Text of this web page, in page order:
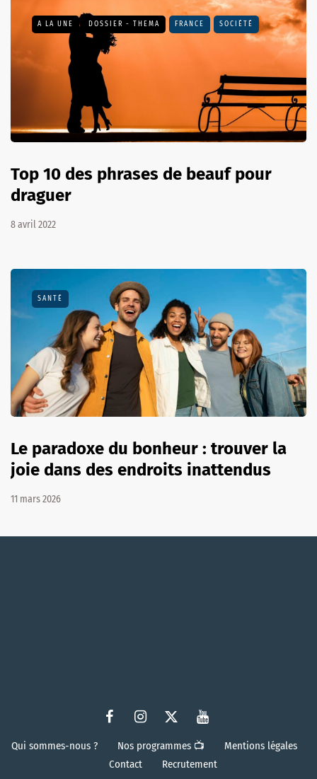
A LA UNE DOSSIER - THEMA FRANCE SOCIÉTÉ
Top 10 des phrases de beauf pour
draguer
8 avril 2022
SANTÉ
Le paradoxe du bonheur : trouver la
joie dans des endroits inattendus
11 mars 2026
Qui sommes-nous ? Nos programmes 📺
Mentions légales
Contact
Recrutement